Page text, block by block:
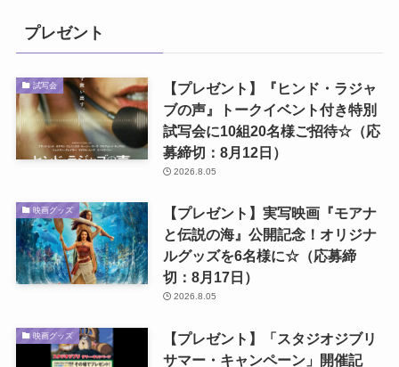
プレゼント
試写会
【プレゼント】『ヒンド・ラジャ
ブの声』トークイベント付き特別
試写会に10組20名様ご招待☆（応
募締切：8月12日）
2026.8.05
映画グッズ
【プレゼント】実写映画『モアナ
と伝説の海』公開記念！オリジナ
ルグッズを6名様に☆（応募締
切：8月17日）
2026.8.05
映画グッズ
【プレゼント】「スタジオジブリ
サマー・キャンペーン」開催記